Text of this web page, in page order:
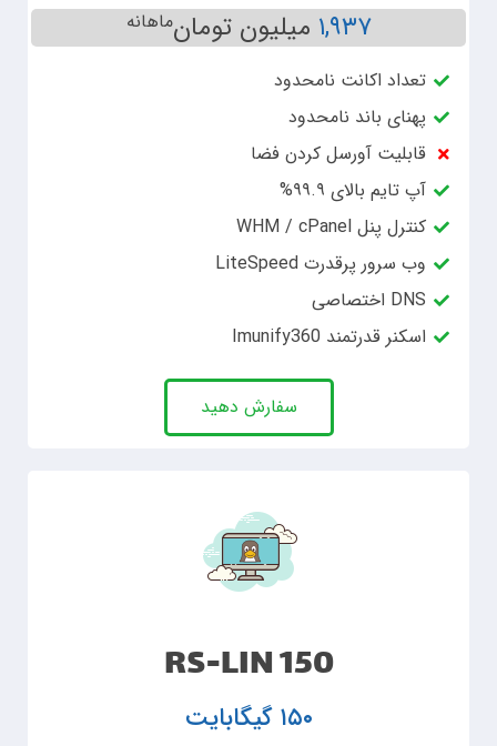
۱,۹۳۷ میلیون تومانماهانه
تعداد اکانت نامحدود
پهنای باند نامحدود
قابلیت آورسل کردن فضا
آپ تایم بالای ۹۹.۹%
کنترل پنل WHM / cPanel
وب سرور پرقدرت LiteSpeed
DNS اختصاصی
اسکنر قدرتمند Imunify360
سفارش دهید
RS-LIN 150
۱۵۰ گیگابایت